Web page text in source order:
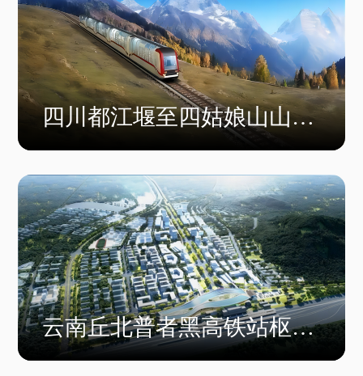
四川都江堰至四姑娘山山地
轨道交通
云南丘北普者黑高铁站枢纽
站项目一期